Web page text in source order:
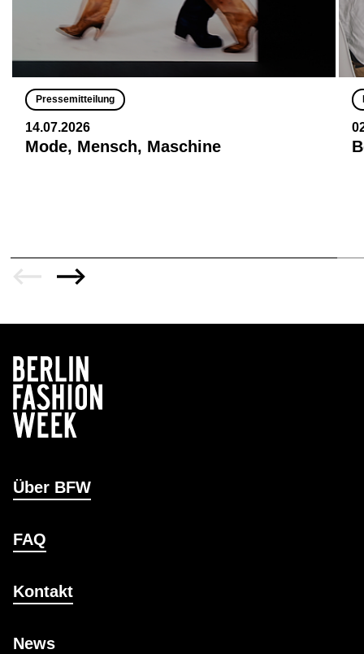
Pressemitteilung
14.07.2026
Mode, Mensch, Maschine
Über BFW
FAQ
Kontakt
News